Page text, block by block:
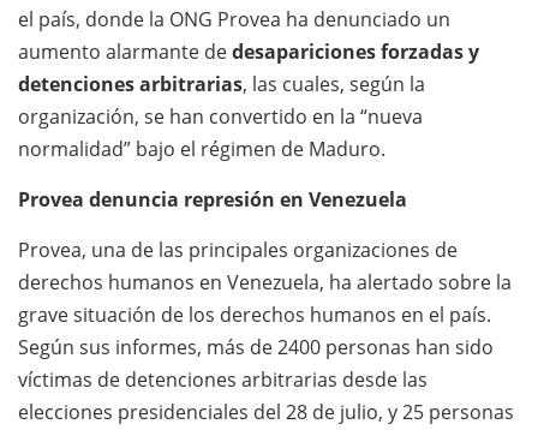
el país, donde la ONG Provea ha denunciado un
aumento alarmante dedesapariciones forzadas y
detenciones arbitrarias, las cuales, según la
organización, se han convertido en la “nueva
normalidad” bajo el régimen de Maduro.
Provea denuncia represión en Venezuela
Provea, una de las principales organizaciones de
derechos humanos en Venezuela, ha alertado sobre la
grave situación de los derechos humanos en el país.
Según sus informes, más de 2400 personas han sido
víctimas de detenciones arbitrarias desde las
elecciones presidenciales del 28 de julio, y 25 personas